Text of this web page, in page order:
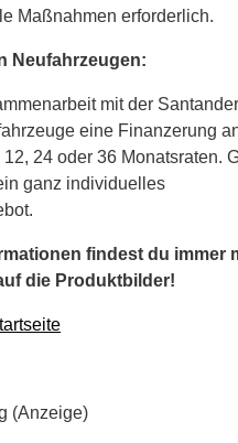
Maßnahmen erforderlich.
Neufahrzeugen:
mit der
eine Finanzerung
24 oder 36 Monatsraten.
ganz individuelles
findest du immer
die Produktbilder!
(Anzeige)